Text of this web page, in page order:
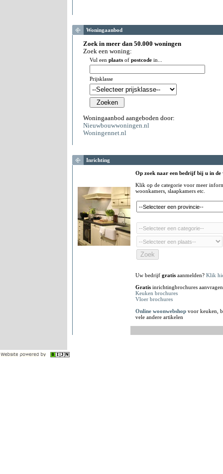
Woningaanbod
Zoek in meer dan 50.000 woningen
Zoek een woning:
Vul een plaats of postcode in...
Prijsklasse
Woningaanbod aangeboden door:
Nieuwbouwwoningen.nl
Woningennet.nl
Inrichting
Op zoek naar een bedrijf bij u in
Klik op de categorie voor meer
woonkamers, slaapkamers etc.
Uw bedrijf gratis aanmelden? Klik
Gratis inrichtingbrochures
Keuken brochures
Vloer brochures
Online woonwebshop voor keuken,
vele andere artikelen